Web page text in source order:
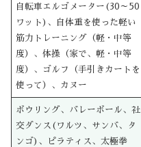
自転車エルゴメーター(30～50
ワット)、自体重を使った軽い
筋力トレーニング（軽・中等
度）、体操（家で、軽・中等
度）、ゴルフ（手引きカートを
使って）、カヌー
ボウリング、バレーボール、社
交ダンス(ワルツ、サンバ、タ
ンゴ)、ピラティス、太極拳